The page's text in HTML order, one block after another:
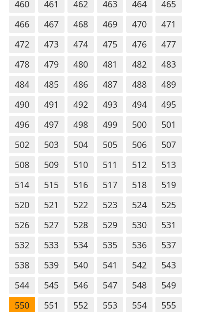
460 461 462 463 464
465
466
467 468 469 470
471
472
473 474 475 476
477
478
479 480 481 482
483
484
485 486 487 488
489
490
491 492 493 494
495
496
497 498 499 500
501
502
503 504 505 506
507
508
509 510 511 512
513
514
515 516 517 518
519
520
521 522 523 524
525
526
527 528 529 530
531
532
533 534 535 536
537
538
539 540 541 542
543
544
545 546 547 548
549
550
551 552 553 554
555